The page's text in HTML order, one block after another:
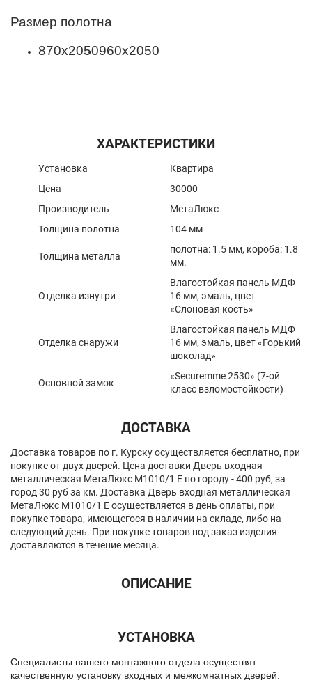
Размер полотна
870х2050960х2050
ХАРАКТЕРИСТИКИ
Установка
Квартира
Цена
30000
Производитель
МетаЛюкс
Толщина полотна
104 мм
Толщина металла
полотна: 1.5 мм, короба: 1.8
мм.
Отделка изнутри
Влагостойкая панель МДФ
16 мм, эмаль, цвет
«Слоновая кость»
Отделка снаружи
Влагостойкая панель МДФ
16 мм, эмаль, цвет «Горький
шоколад»
Основной замок
«Securemme 2530» (7-ой
класс взломостойкости)
ДОСТАВКА
Доставка товаров по г. Курску осуществляется бесплатно, при
покупке от двух дверей. Цена доставки Дверь входная
металлическая МетаЛюкс М1010/1 E по городу - 400 руб, за
город 30 руб за км. Доставка Дверь входная металлическая
МетаЛюкс М1010/1 E осуществляется в день оплаты, при
покупке товара, имеющегося в наличии на складе, либо на
следующий день. При покупке товаров под заказ изделия
доставляются в течение месяца.
ОПИСАНИЕ
УСТАНОВКА
Спeциалисты нашего монтажного отдела осуществят
качественную установку входных и межкомнатных дверей.